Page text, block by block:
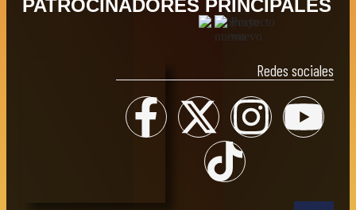
PATROCINADORES PRINCIPALES
Redes sociales